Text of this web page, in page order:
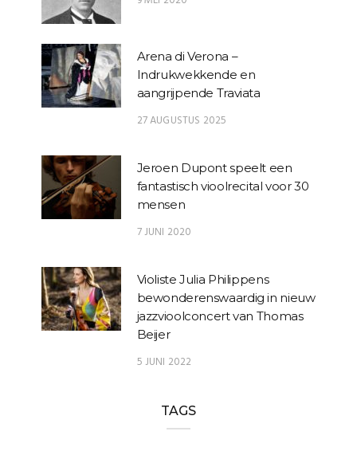
Arena di Verona –
Indrukwekkende en
aangrijpende Traviata
27 AUGUSTUS 2025
Jeroen Dupont speelt een
fantastisch vioolrecital voor 30
mensen
7 JUNI 2020
Violiste Julia Philippens
bewonderenswaardig in nieuw
jazzvioolconcert van Thomas
Beijer
5 JUNI 2022
TAGS